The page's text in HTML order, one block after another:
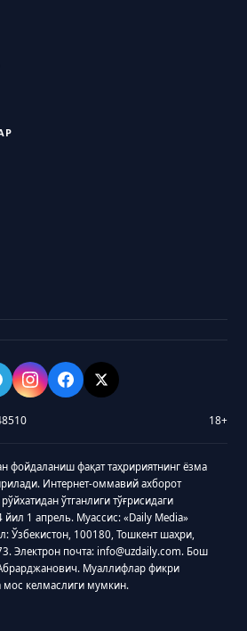
18+
фойдаланиш фақат таҳририятнинг ёзма
Интернет-оммавий ахборот
ўтганлиги тўғрисидаги
1 апрель. Муассис: «Daily Media»
Ўзбекистон, 100180, Тошкент шаҳри,
Электрон почта: info@uzdaily.com. Бош
Муаллифлар фикри
мос келмаслиги мумкин.